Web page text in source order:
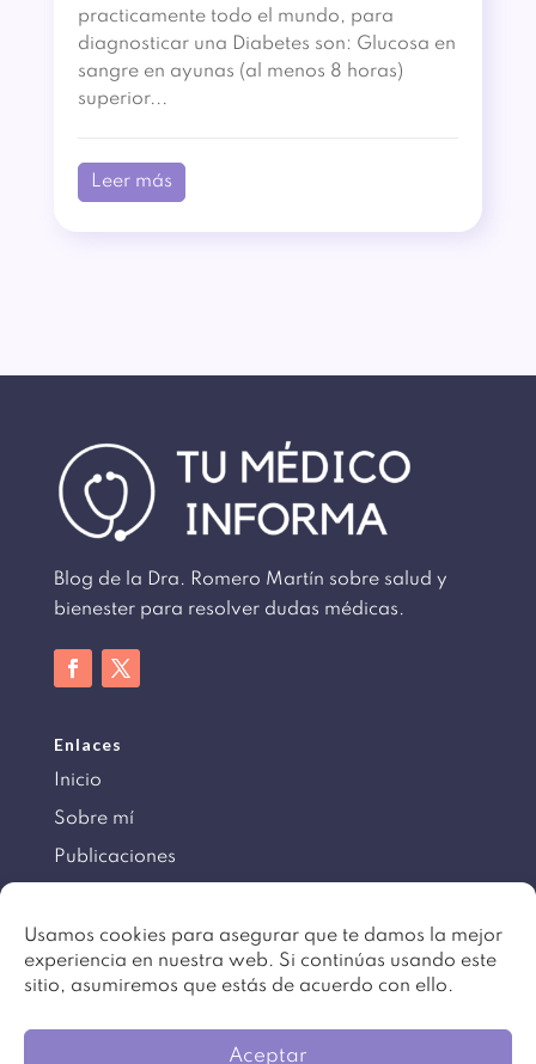
Usamos cookies para asegurar que te damos la mejor
experiencia en nuestra web. Si continúas usando este
sitio, asumiremos que estás de acuerdo con ello.
Aceptar
practicamente todo el mundo, para
diagnosticar una Diabetes son: Glucosa en
sangre en ayunas (al menos 8 horas)
superior...
Leer más
Blog de la Dra. Romero Martín sobre salud y
bienester para resolver dudas médicas.
Enlaces
Inicio
Sobre mí
Publicaciones
Información
Aviso legal